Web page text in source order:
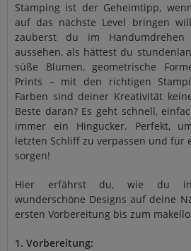
Stamping ist der Geheimtipp,
auf das nächste Level bringen
zauberst du im
aussehen, als hättest du
süße Blumen, geometrische
Prints – mit den richtigen
Farben sind deiner Kreativität
Beste daran? Es geht schnell,
immer ein Hingucker. Perfekt,
letzten Schliff zu verpassen und für
sorgen!
Hier erfährst du, wie du in
wunderschöne Designs auf deine
ersten Vorbereitung bis zum
1. Vorbereitung: